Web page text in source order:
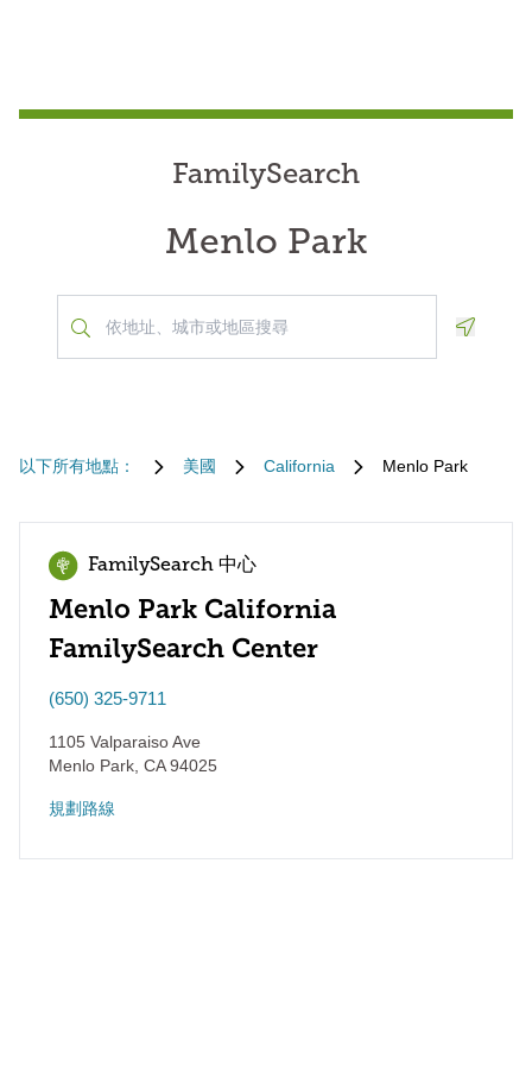
FamilySearch
Menlo Park
以下所有地點： 美國 California Menlo Park
FamilySearch 中心
Menlo Park California
FamilySearch Center
(650) 325-9711
1105 Valparaiso Ave
Menlo Park CA94025
規劃路線